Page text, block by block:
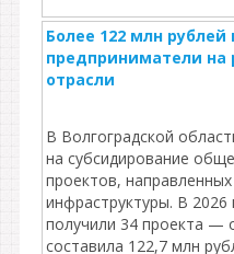
Более 122 млн рублей
предприниматели на
отрасли
В Волгоградской
на субсидирование
проектов,
инфраструктуры. В 2026
получили 34 проекта —
составила 122,7 млн